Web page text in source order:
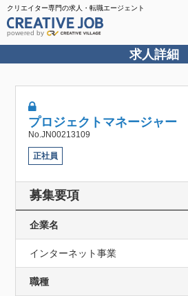
クリエイター専門の求人・転職エージェント
powered by
求人詳細
プロジェクトマネージャー
No.JN00213109
正社員
募集要項
企業名
インターネット事業
職種